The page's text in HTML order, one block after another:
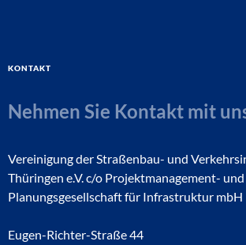
Kontakt
Nehmen Sie Kontakt mit
Vereinigung der Straßenbau- und
Thüringen e.V. c/o Projektmanagement- und
Planungsgesellschaft für Infrastruktur mbH
Eugen-Richter-Straße 44